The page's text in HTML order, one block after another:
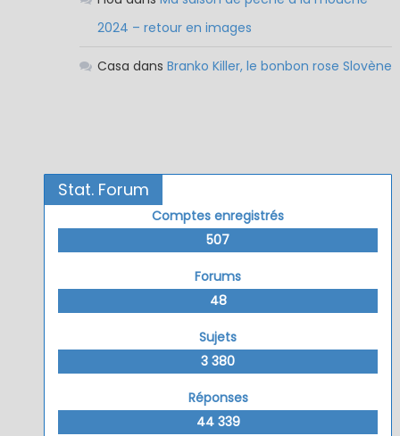
2024 – retour en images
Casa dans Branko Killer, le bonbon rose Slovène
Stat. Forum
Comptes enregistrés
507
Forums
48
Sujets
3 380
Réponses
44 339